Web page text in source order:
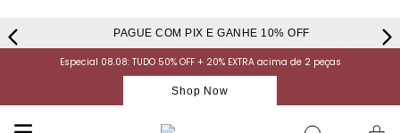
PAGUE COM PIX E GANHE 10% OFF
Especial 08.08: TUDO 50% OFF + 20% EXTRA acima de 2 peças
Shop Now